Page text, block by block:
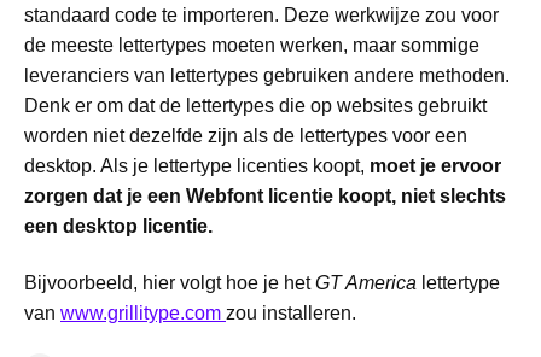
standaard code te importeren. Deze werkwijze zou voor
de meeste lettertypes moeten werken, maar sommige
leveranciers van lettertypes gebruiken andere methoden.
Denk er om dat de lettertypes die op websites gebruikt
worden niet dezelfde zijn als de lettertypes voor een
desktop. Als je lettertype licenties koopt, moet je ervoor
zorgen dat je een Webfont licentie koopt, niet slechts
een desktop licentie.
Bijvoorbeeld, hier volgt hoe je hetGT America lettertype
van www.grillitype.com zou installeren.